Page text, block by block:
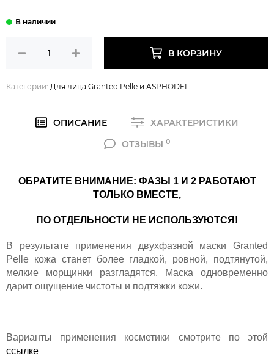
В КОРЗИНУ
Категории: Для лица Granted Pelle и ASPHODEL
ОПИСАНИЕ
ХАРАКТЕРИСТИКИ
ОТЗЫВЫ 0
ОБРАТИТЕ ВНИМАНИЕ: ФАЗЫ 1 И 2 РАБОТАЮТ
ТОЛЬКО ВМЕСТЕ,
ПО ОТДЕЛЬНОСТИ НЕ ИСПОЛЬЗУЮТСЯ!
В результате применения двухфазной маски Granted
Pelle кожа станет более гладкой, ровной, подтянутой,
мелкие морщинки разгладятся. Маска одновременно
дарит ощущение чистоты и подтяжки кожи.
Варианты применения косметики смотрите по этой
ссылке